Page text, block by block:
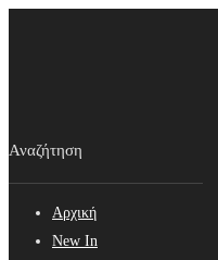
Αρχική
New In